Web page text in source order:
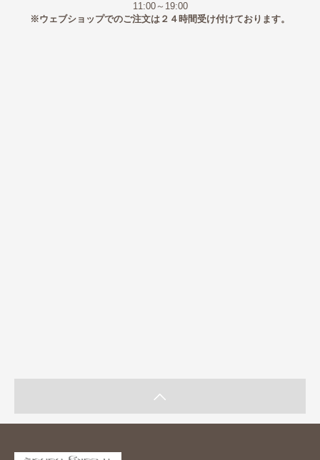
11:00～19:00
※ウェブショップでのご注文は２４時間受け付けております。